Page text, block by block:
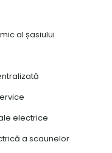
al șasiului
electrice
a scaunelor